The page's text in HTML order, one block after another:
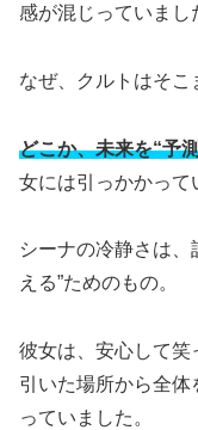
感が混じっていまし
なぜ、クルトはそこ
どこか、未来を“予
女には引っかかって
シーナの冷静さは、
える”ためのもの。
彼女は、安心して笑
引いた場所から全体
っていました。